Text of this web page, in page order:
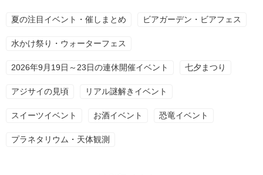
夏の注目イベント・催しまとめ ビアガーデン・ビアフェス
水かけ祭り・ウォーターフェス
2026年9月19日～23日の連休開催イベント 七夕まつり
アジサイの見頃 リアル謎解きイベント
スイーツイベント お酒イベント 恐竜イベント
プラネタリウム・天体観測